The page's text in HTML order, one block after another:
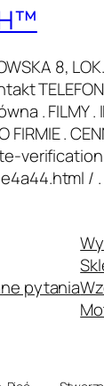
8,
. FILMY .
FIRMIE .
/ .
pytania